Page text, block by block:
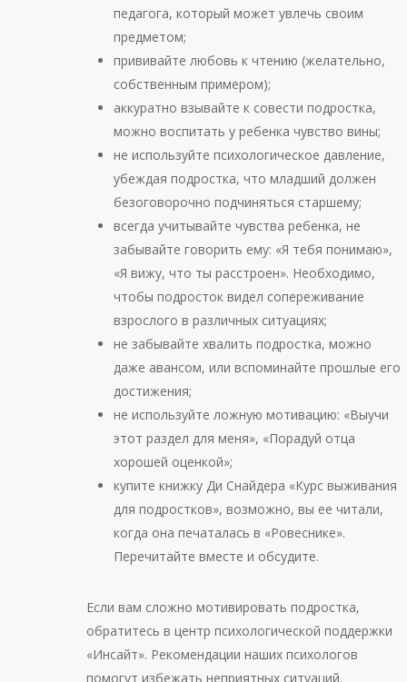
педагога, который может увлечь своим
предметом;
прививайте любовь к чтению (желательно,
собственным примером);
аккуратно взывайте к совести подростка,
можно воспитать у ребенка чувство вины;
не используйте психологическое давление,
убеждая подростка, что младший должен
безоговорочно подчиняться старшему;
всегда учитывайте чувства ребенка, не
забывайте говорить ему: «Я тебя понимаю»,
«Я вижу, что ты расстроен». Необходимо,
чтобы подросток видел сопереживание
взрослого в различных ситуациях;
не забывайте хвалить подростка, можно
даже авансом, или вспоминайте прошлые его
достижения;
не используйте ложную мотивацию: «Выучи
этот раздел для меня», «Порадуй отца
хорошей оценкой»;
купите книжку Ди Снайдера «Курс выживания
для подростков», возможно, вы ее читали,
когда она печаталась в «Ровеснике».
Перечитайте вместе и обсудите.
Если вам сложно мотивировать подростка,
обратитесь в центр психологической поддержки
«Инсайт». Рекомендации наших психологов
помогут избежать неприятных ситуаций.